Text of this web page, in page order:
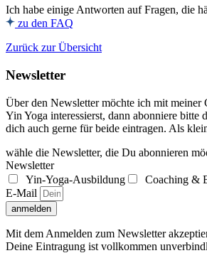
Ich habe einige Antworten auf Fragen, die
zu den FAQ
Zurück zur Übersicht
Newsletter
Über den Newsletter möchte ich mit
Yin Yoga interessierst, dann abonniere
dich auch gerne für beide eintragen. Als
wähle die Newsletter, die Du abonnieren
Newsletter
Yin-Yoga-Ausbildung
Coaching &
E-Mail
anmelden
Mit dem Anmelden zum Newsletter
Deine Eintragung ist vollkommen